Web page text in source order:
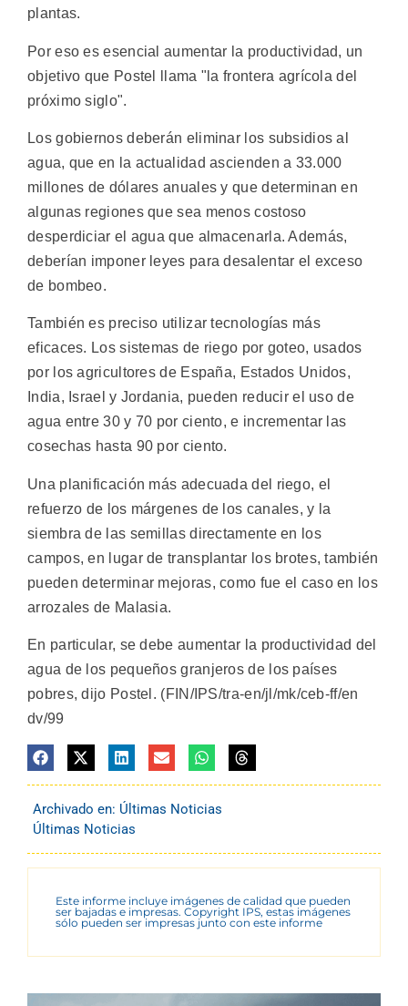
plantas.
Por eso es esencial aumentar la productividad, un
objetivo que Postel llama "la frontera agrícola del
próximo siglo".
Los gobiernos deberán eliminar los subsidios al
agua, que en la actualidad ascienden a 33.000
millones de dólares anuales y que determinan en
algunas regiones que sea menos costoso
desperdiciar el agua que almacenarla. Además,
deberían imponer leyes para desalentar el exceso
de bombeo.
También es preciso utilizar tecnologías más
eficaces. Los sistemas de riego por goteo, usados
por los agricultores de España, Estados Unidos,
India, Israel y Jordania, pueden reducir el uso de
agua entre 30 y 70 por ciento, e incrementar las
cosechas hasta 90 por ciento.
Una planificación más adecuada del riego, el
refuerzo de los márgenes de los canales, y la
siembra de las semillas directamente en los
campos, en lugar de transplantar los brotes, también
pueden determinar mejoras, como fue el caso en los
arrozales de Malasia.
En particular, se debe aumentar la productividad del
agua de los pequeños granjeros de los países
pobres, dijo Postel. (FIN/IPS/tra-en/jl/mk/ceb-ff/en
dv/99
Archivado en: Últimas Noticias
Últimas Noticias
Este informe incluye imágenes de calidad que pueden
ser bajadas e impresas. Copyright IPS, estas imágenes
sólo pueden ser impresas junto con este informe